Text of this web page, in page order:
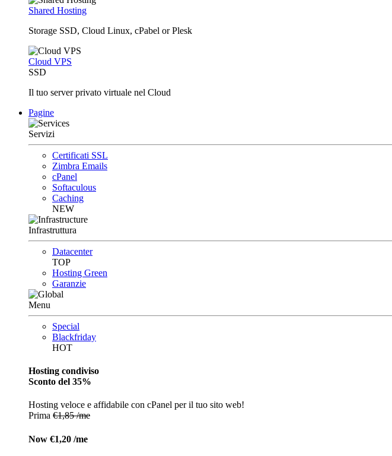
Shared Hosting
Storage SSD, Cloud Linux, cPabel or Plesk
Cloud VPS
SSD
Il tuo server privato virtuale nel Cloud
Pagine
Servizi
Certificati SSL
Zimbra Emails
cPanel
Softaculous
Caching
NEW
Infrastruttura
Datacenter
TOP
Hosting Green
Garanzie
Menu
Special
Blackfriday
HOT
Hosting condiviso
Sconto del 35%
Hosting veloce e affidabile con cPanel per il tuo sito web!
Prima €1,85 /me
Now €1,20 /me